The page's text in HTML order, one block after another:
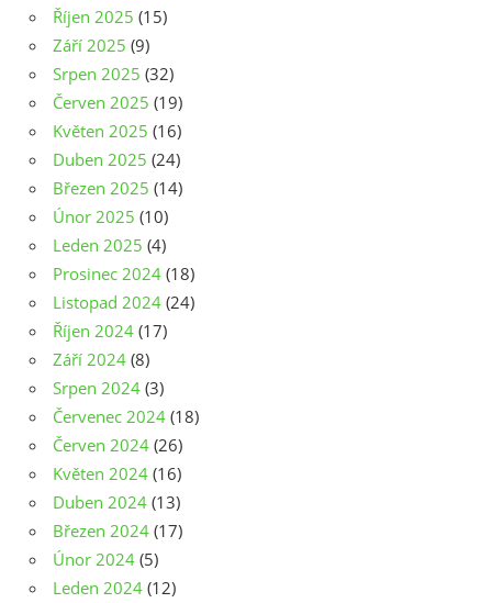
Říjen 2025 (15)
Září 2025 (9)
Srpen 2025 (32)
Červen 2025 (19)
Květen 2025 (16)
Duben 2025 (24)
Březen 2025 (14)
Únor 2025 (10)
Leden 2025 (4)
Prosinec 2024 (18)
Listopad 2024 (24)
Říjen 2024 (17)
Září 2024 (8)
Srpen 2024 (3)
Červenec 2024 (18)
Červen 2024 (26)
Květen 2024 (16)
Duben 2024 (13)
Březen 2024 (17)
Únor 2024 (5)
Leden 2024 (12)